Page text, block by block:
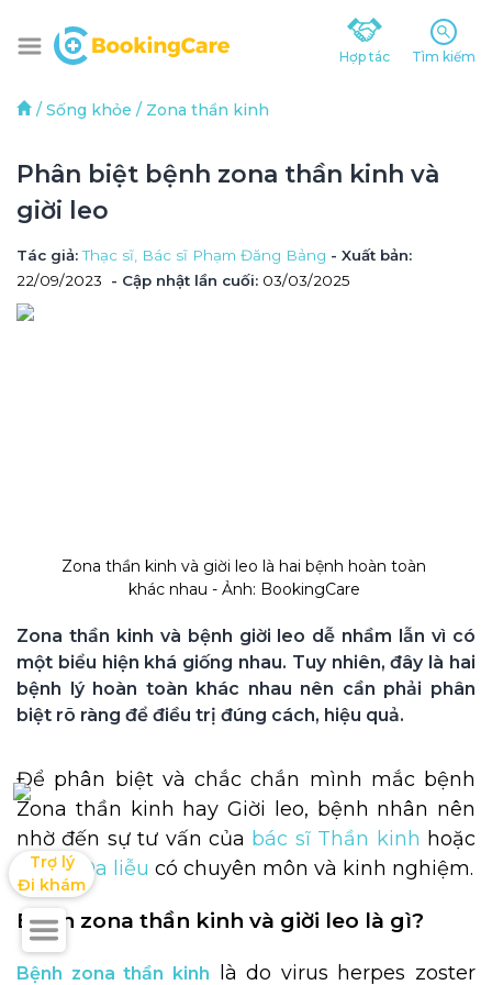
Hợp tác Tìm kiếm
/ Sống khỏe / Zona thần kinh
Phân biệt bệnh zona thần kinh và
giời leo
Tác giả: Thạc sĩ, Bác sĩ Phạm Đăng Bảng
22/09/2023
- Cập nhật lần cuối: 03/03/2025
Zona thần kinh và giời leo là hai bệnh hoàn toàn
khác nhau - Ảnh: BookingCare
Zona thần kinh và bệnh giời leo dễ nhầm lẫn vì có
một biểu hiện khá giống nhau. Tuy nhiên, đây là hai
bệnh lý hoàn toàn khác nhau nên cần phải phân
biệt rõ ràng để điều trị đúng cách, hiệu quả.
Để phân biệt và chắc chắn mình mắc bệnh
Zona thần kinh hay Giời leo, bệnh nhân nên
nhờ đến sự tư vấn của bác sĩ Thần kinh hoặc
bác sĩ Da liễu có chuyên môn và kinh nghiệm.
Bệnh zona thần kinh và giời leo là gì?
Bệnh zona thần kinh là do virus herpes zoster
Trợ lý
Đi khám